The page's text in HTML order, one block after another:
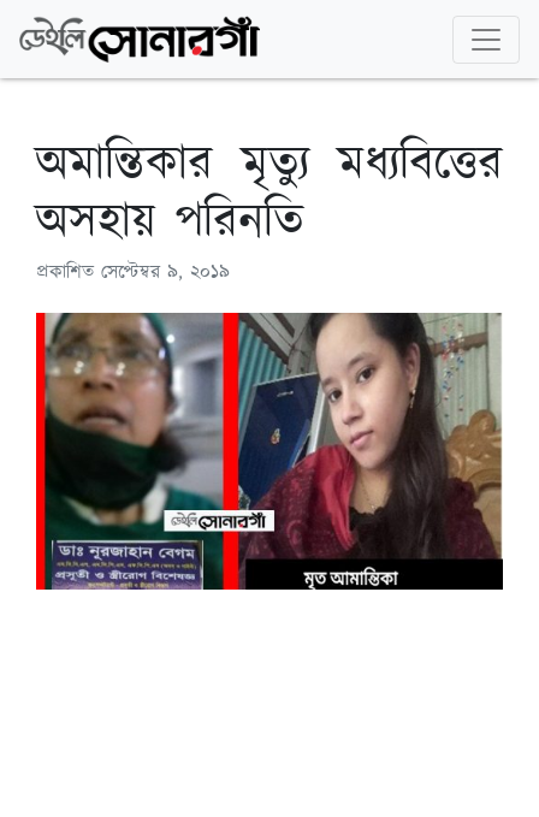
অমান্তিকার মৃত্যু মধ্যবিত্তের
অসহায় পরিনতি
প্রকাশিত সেপ্টেম্বর ৯, ২০১৯